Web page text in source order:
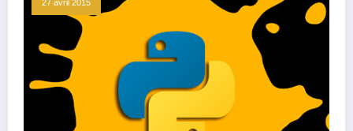
27 avril 2015